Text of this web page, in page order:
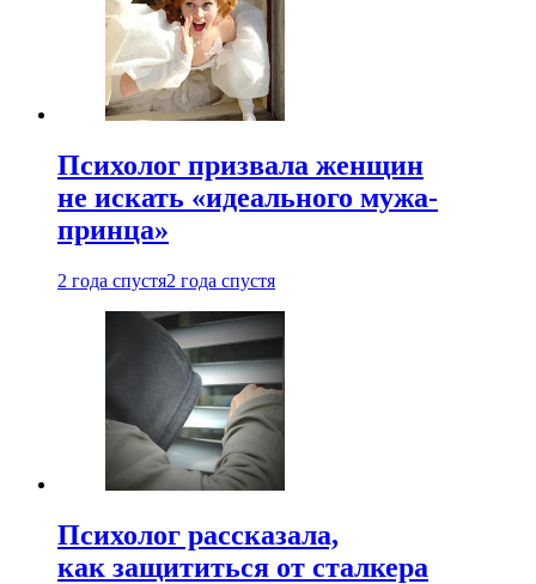
Психолог призвала женщин
не искать «идеального мужа-
принца»
2 года спустя2 года спустя
Психолог рассказала,
как защититься от сталкера